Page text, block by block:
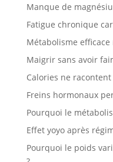
Manque de
Fatigue chronique
Métabolisme
Maigrir sans avoir
Calories ne
Freins hormonaux
Pourquoi le
Effet yoyo après
Pourquoi le poids